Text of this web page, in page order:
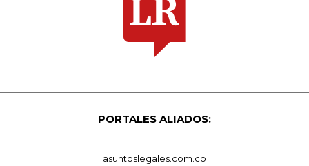
PORTALES ALIADOS:
asuntoslegales.com.co